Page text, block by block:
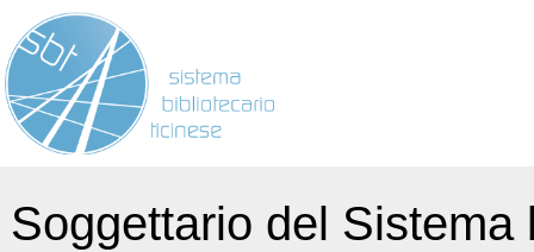
Soggettario del